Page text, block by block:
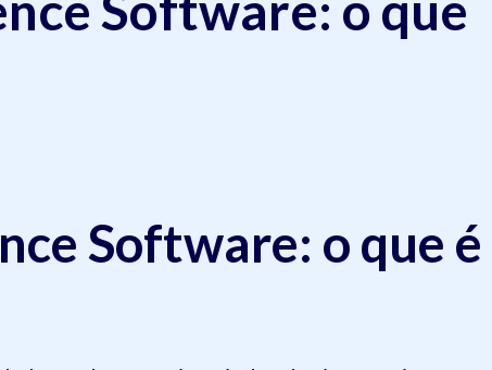
Software: o que é